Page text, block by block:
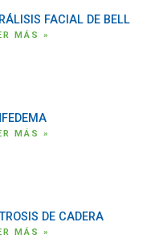
FACIAL DE BELL
MÁS »
MÁS »
DE CADERA
MÁS »